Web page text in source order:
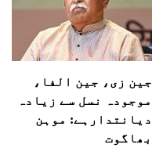
جین زی، جین الفا،
موجودہ نسل سے زیادہ
دیانتدارہے: موہن
بھاگوت